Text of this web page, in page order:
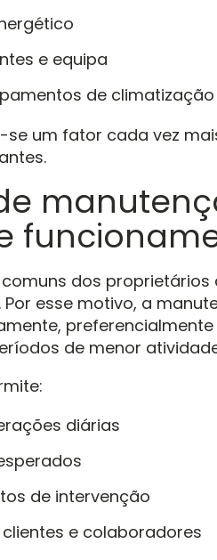
e equipa
de climatização
um fator cada vez
dos proprietários
esse motivo, a
de menor
diárias
de intervenção
e colaboradores